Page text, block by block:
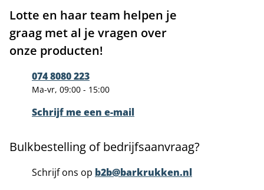
Lotte en haar team helpen je
graag met al je vragen over
onze producten!
074 8080 223
Ma-vr, 09:00 - 15:00
Schrijf me een e-mail
Bulkbestelling of bedrijfsaanvraag?
Schrijf ons op b2b@barkrukken.nl